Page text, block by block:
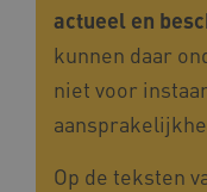
actueel en
kunnen daar
niet voor
Op de teksten